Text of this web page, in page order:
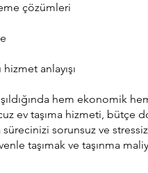
çözümleri
anlayışı
hem ekonomik
ev taşıma hizmeti, bütçe
sürecinizi sorunsuz ve
taşımak ve taşınma